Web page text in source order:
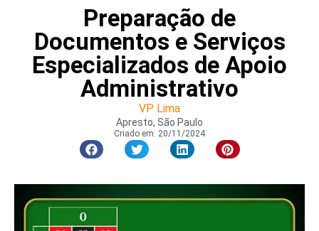
Preparação de
Documentos e Serviços
Especializados de Apoio
Administrativo
VP Lima
Apresto, São Paulo
Criado em: 20/11/2024